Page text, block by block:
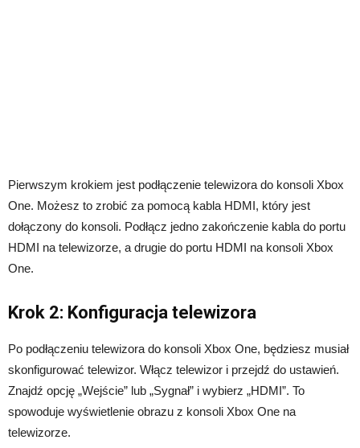
Pierwszym krokiem jest podłączenie telewizora do konsoli Xbox
One. Możesz to zrobić za pomocą kabla HDMI, który jest
dołączony do konsoli. Podłącz jedno zakończenie kabla do portu
HDMI na telewizorze, a drugie do portu HDMI na konsoli Xbox
One.
Krok 2: Konfiguracja telewizora
Po podłączeniu telewizora do konsoli Xbox One, będziesz musiał
skonfigurować telewizor. Włącz telewizor i przejdź do ustawień.
Znajdź opcję „Wejście” lub „Sygnał” i wybierz „HDMI”. To
spowoduje wyświetlenie obrazu z konsoli Xbox One na
telewizorze.